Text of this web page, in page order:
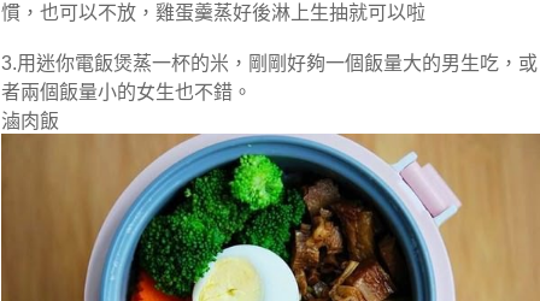
慣，也可以不放，雞蛋羹蒸好後淋上生抽就可以啦
3.用迷你電飯煲蒸一杯的米，剛剛好夠一個飯量大的男生吃，或
者兩個飯量小的女生也不錯。
滷肉飯